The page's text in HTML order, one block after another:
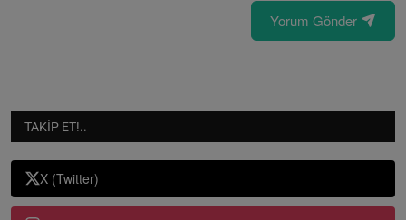
Yorum Gönder
TAKIP ET!..
X (Twitter)